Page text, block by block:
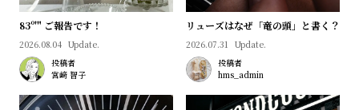
83º'" ご報告です！
2026.08.04 Update.
投稿者
宮﨑 智子
リューズはなぜ「竜の頭」と書く？
2026.07.31 Update.
投稿者
hms_admin